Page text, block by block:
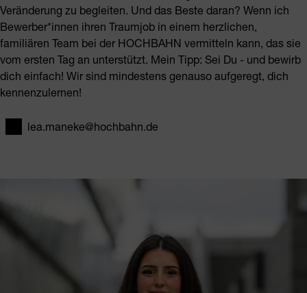
Veränderung zu begleiten. Und das Beste daran? Wenn ich
Bewerber*innen ihren Traumjob in einem herzlichen,
familiären Team bei der HOCHBAHN vermitteln kann, das sie
vom ersten Tag an unterstützt. Mein Tipp: Sei Du - und bewirb
dich einfach! Wir sind mindestens genauso aufgeregt, dich
kennenzulernen!
E-Mail
lea.maneke@hochbahn.de